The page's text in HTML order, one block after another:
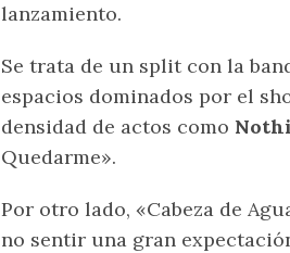
lanzamiento.
Se trata de un split con la
espacios dominados por el
densidad de actos como
Quedarme».
Por otro lado, «Cabeza de
no sentir una gran